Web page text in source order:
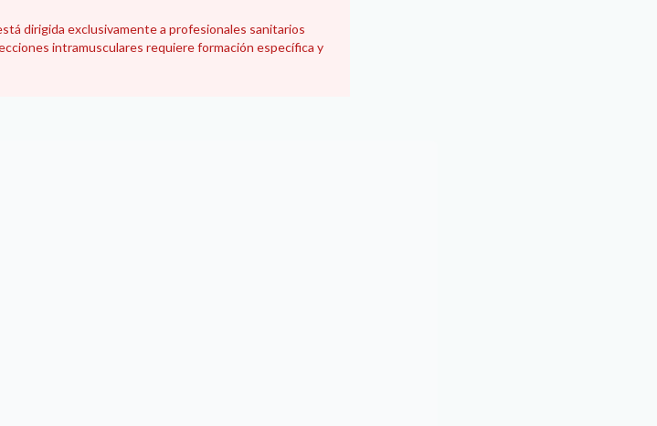
dirigida exclusivamente a profesionales sanitarios
intramusculares requiere formación específica y